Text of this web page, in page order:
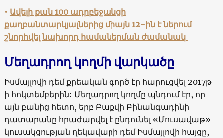
• Ավելի քան 100 ադրբեջանցի
քաղբանտարկյալներից միայն 12-ին է ներում
շնորհվել նախորդ համաներման ժամանակ
Մեղադրող կողմի վարկածը
Իսմայլովի դեմ քրեական գործ էր հարուցվել 2017թ-
ի հոկտեմբերին: Մեղադրող կողմը պնդում էր, որ
այն բանից հետո, երբ Բաքվի Բինանգադինի
դատարանը հրաժարվել է ընդունել «Մուսավաթ»
կուսակցության ղեկավարի դեմ Իսմայլովի հայցը,